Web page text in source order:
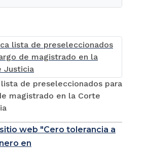
de preseleccionados para
magistrado en la Corte
web "Cero tolerancia a
en